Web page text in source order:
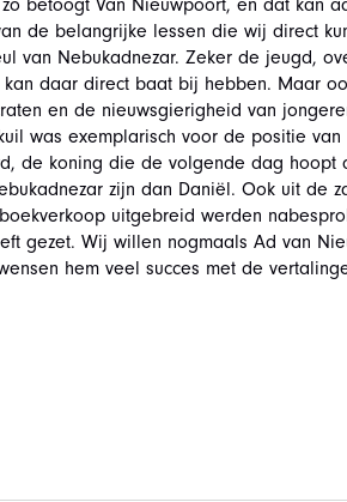
betoogt Van Nieuwpoort, en dat kan
de belangrijke lessen die wij direct
van Nebukadnezar. Zeker de jeugd,
daar direct baat bij hebben. Maar
en de nieuwsgierigheid van
was exemplarisch voor de positie van
de koning die de volgende dag hoopt
zijn dan Daniël. Ook uit de
uitgebreid werden
gezet. Wij willen nogmaals Ad van
hem veel succes met de